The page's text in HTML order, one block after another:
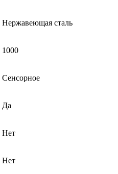
Нержавеющая сталь
1000
Сенсорное
Да
Нет
Нет